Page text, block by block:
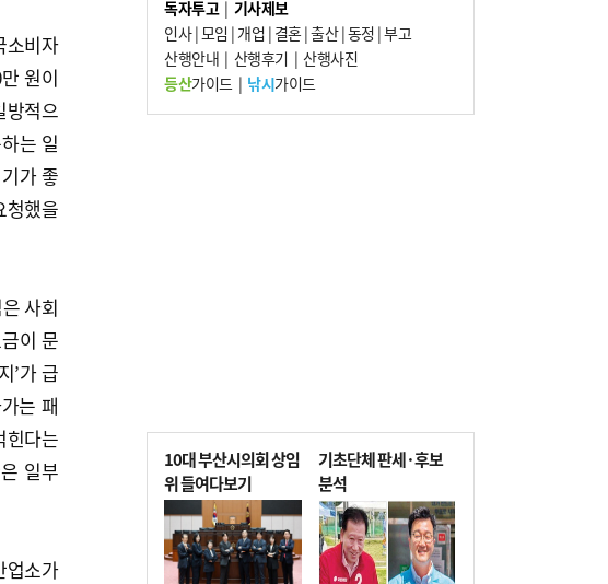
소비자
원이
방적으
는 일
가 좋
했을
사회
이 문
’가 급
는 패
다는
일부
업소가
7
[2026 부산청소년극지체험탐험대 현장르
포] 2회 : 하늘에서 만난 얼음의 나라
8
입추 지났지만 푹푹 찐다…온열질환자 10
년 만에 3배
독자투고| 기사제보
인사|모임 | 개업 | 결혼|출산|동정 |부고
산행안내 | 산행후기 | 산행사진
등산가이드| 낚시가이드
10대 부산시의회 상임
위 들여다보기
기초단체 판세·후보
분석